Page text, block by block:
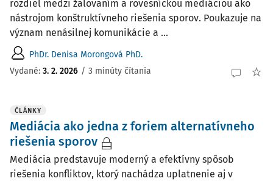
rozdiel medzi žalovaním a rovesníckou mediáciou ako
nástrojom konštruktívneho riešenia sporov. Poukazuje na
význam nenásilnej komunikácie a ...
PhDr. Denisa Morongová PhD.
Vydané: 3. 2. 2026 / 3 minúty čítania
ČLÁNKY
Mediácia ako jedna z foriem alternatívneho
riešenia sporov
Mediácia predstavuje moderný a efektívny spôsob
riešenia konfliktov, ktorý nachádza uplatnenie aj v